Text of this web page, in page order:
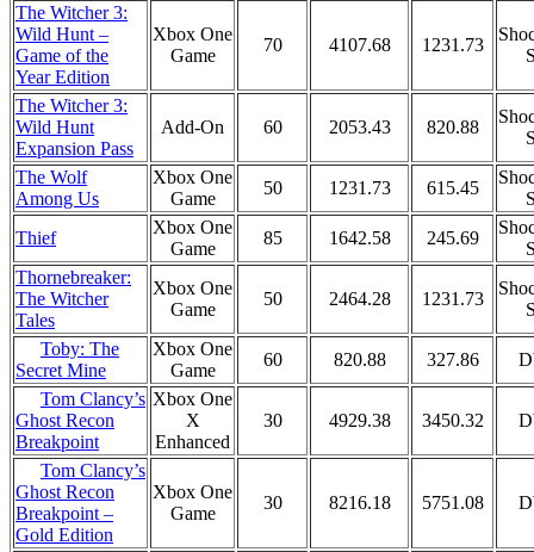
The Witcher 3:
Wild Hunt –
Game of the
Year Edition
Xbox One
Game
70 4107.68 1231.73
The Witcher 3:
Wild Hunt
Expansion Pass
Add-On 60 2053.43 820.88
The Wolf
Among Us
Xbox One
Game
50 1231.73 615.45
Thief
Xbox One
Game
85 1642.58 245.69
Thornebreaker:
The Witcher
Tales
Xbox One
Game
50 2464.28 1231.73
Toby: The
Secret Mine
Xbox One
Game
60 820.88 327.86
Tom Clancy’s
Ghost Recon
Breakpoint
Xbox One
X
Enhanced
30 4929.38 3450.32
Tom Clancy’s
Ghost Recon
Breakpoint –
Gold Edition
Xbox One
Game
30 8216.18 5751.08